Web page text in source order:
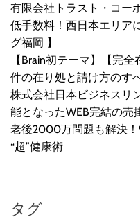
有限会社トラスト・コー
低手数料！西日本エリア
グ福岡 】
【Brain初テーマ】【完
件の在り処と請け方のす
株式会社日本ビジネスリ
能となったWEB完結の売
老後2000万問題も解決
“超”健康術
タグ